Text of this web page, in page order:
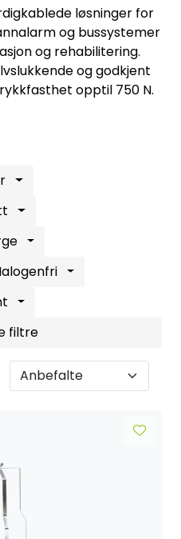
løsninger for
og bussystemer
og rehabilitering.
og godkjent
opptil 750 N.
filtre